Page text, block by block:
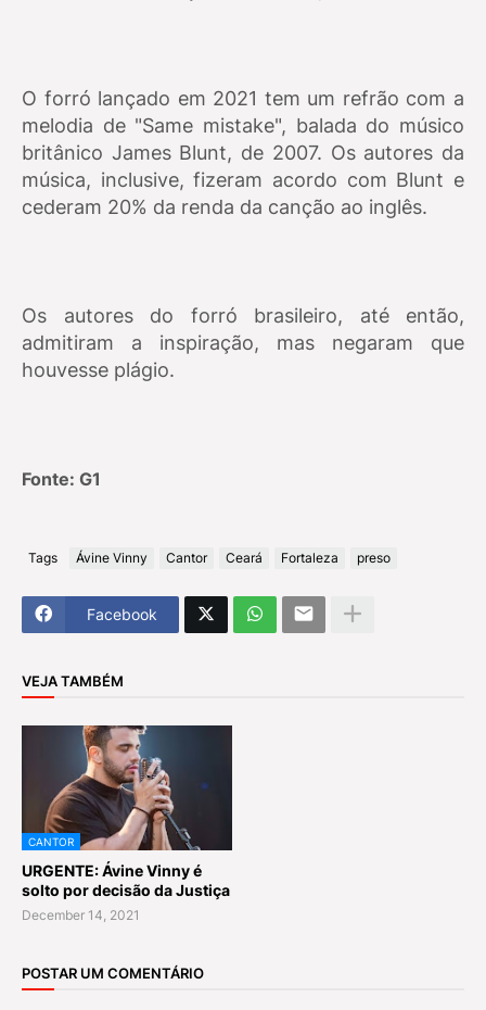
O forró lançado em 2021 tem um refrão com a
melodia de "Same mistake", balada do músico
britânico James Blunt, de 2007. Os autores da
música, inclusive, fizeram acordo com Blunt e
cederam 20% da renda da canção ao inglês.
Os autores do forró brasileiro, até então,
admitiram a inspiração, mas negaram que
houvesse plágio.
Fonte: G1
Tags Ávine Vinny Cantor Ceará Fortaleza preso
Facebook
VEJA TAMBÉM
CANTOR
URGENTE: Ávine Vinny é
solto por decisão da Justiça
December 14, 2021
POSTAR UM COMENTÁRIO